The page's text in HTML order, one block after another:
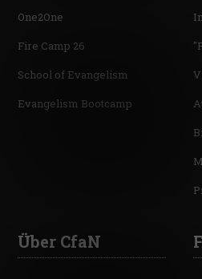
One2One
Fire Camp 26
School of Evangelism
Evangelism Bootcamp
Über CfaN